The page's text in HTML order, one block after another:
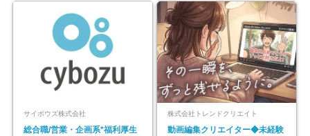
サイボウズ株式会社
総合職/営業・企画系*福利厚生
株式会社トレンドクリエイト
動画編集クリエイター◆未経験